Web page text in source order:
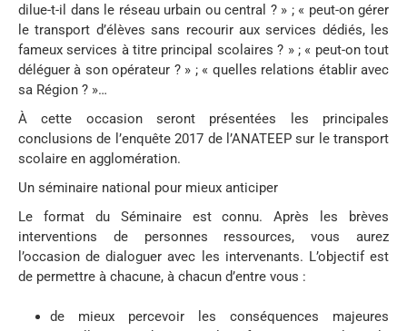
dilue-t-il dans le réseau urbain ou central ? » ; « peut-on gérer
le transport d’élèves sans recourir aux services dédiés, les
fameux services à titre principal scolaires ? » ; « peut-on tout
déléguer à son opérateur ? » ; « quelles relations établir avec
sa Région ? »…
À cette occasion seront présentées les principales
conclusions de l’enquête 2017 de l’ANATEEP sur le transport
scolaire en agglomération.
Un séminaire national pour mieux anticiper
Le format du Séminaire est connu. Après les brèves
interventions de personnes ressources, vous aurez
l’occasion de dialoguer avec les intervenants. L’objectif est
de permettre à chacune, à chacun d’entre vous :
de mieux percevoir les conséquences majeures